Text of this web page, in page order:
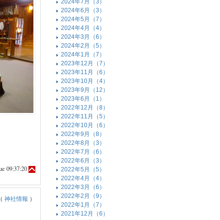
09:37:20
神社情報 ）
2024年7月（3）
2024年6月（3）
2024年5月（7）
2024年4月（4）
2024年3月（6）
2024年2月（5）
2024年1月（7）
2023年12月（7）
2023年11月（6）
2023年10月（4）
2023年9月（12）
2023年6月（1）
2022年12月（8）
2022年11月（5）
2022年10月（6）
2022年9月（8）
2022年8月（3）
2022年7月（6）
2022年6月（3）
2022年5月（5）
2022年4月（4）
2022年3月（6）
2022年2月（9）
2022年1月（7）
2021年12月（6）